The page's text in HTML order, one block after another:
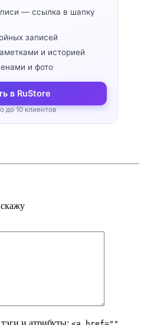
— ссылка в шапку
записей
и историей
и фото
в RuStore
до 10 клиентов
тэги и атрибуты: